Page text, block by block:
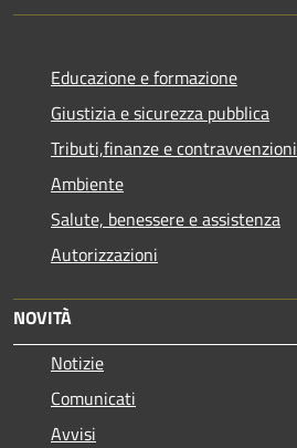
Educazione e formazione
Giustizia e sicurezza pubblica
Tributi,finanze e contravvenzioni
Ambiente
Salute, benessere e assistenza
Autorizzazioni
NOVITÀ
Notizie
Comunicati
Avvisi